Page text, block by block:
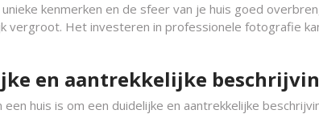
kenmerken en de sfeer van je huis goed
vergroot. Het investeren in professionele fotografie
en aantrekkelijke
huis is om een duidelijke en aantrekkelijke